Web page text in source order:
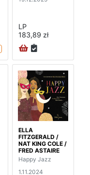
LP
183,89 zł
ELLA
FITZGERALD /
NAT KING COLE /
FRED ASTAIRE
Happy Jazz
1.11.2024